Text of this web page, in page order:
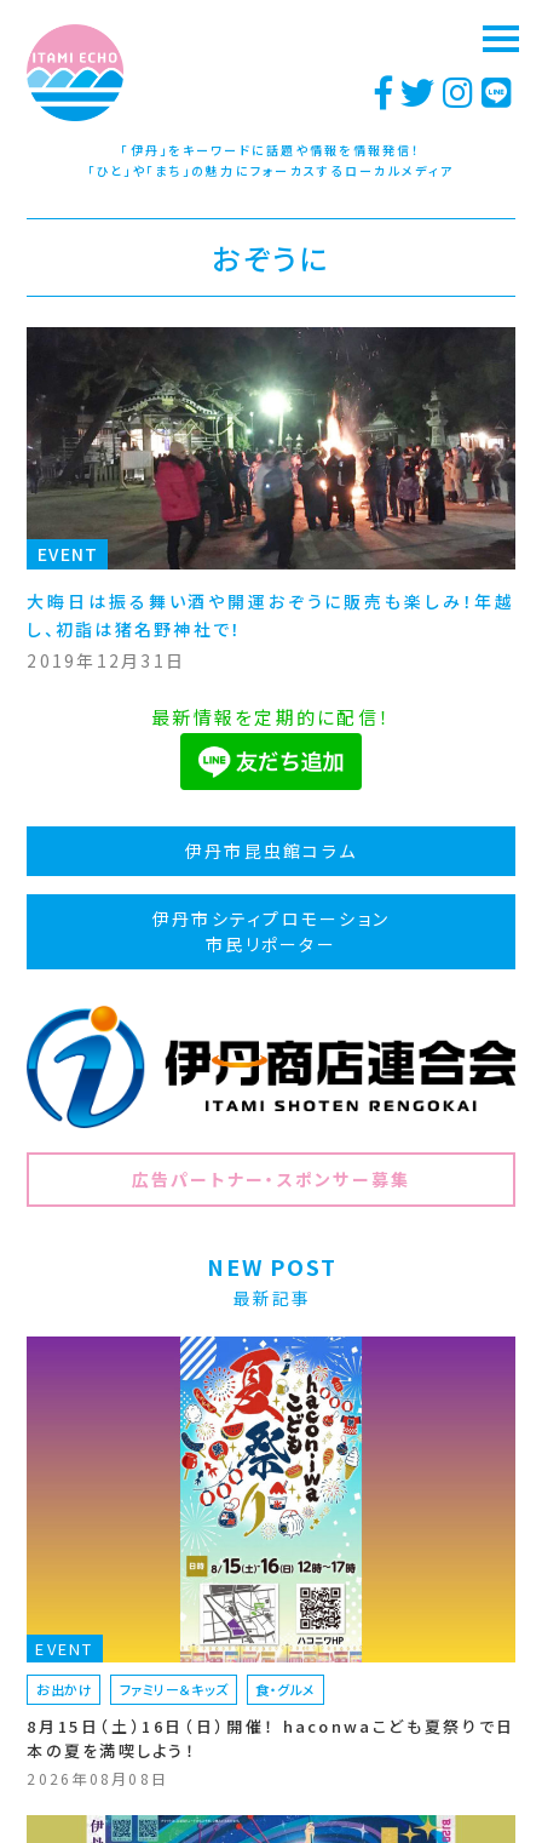
「伊丹」をキーワードに話題や情報を情報発信！
「ひと」や「まち」の魅力にフォーカスするローカルメディア
おぞうに
EVENT
大晦日は振る舞い酒や開運おぞうに販売も楽しみ！年越
し、初詣は猪名野神社で！
2019年12月31日
最新情報を定期的に配信！
伊丹市昆虫館コラム
伊丹市シティプロモーション
市民リポーター
広告パートナー・スポンサー募集
NEW POST
最新記事
EVENT
お出かけ ファミリー＆キッズ 食・グルメ
8月15日（土）16日（日）開催！ haconwaこども夏祭りで日
本の夏を満喫しよう！
2026年08月08日